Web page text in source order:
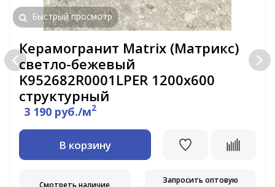
Быстрый просмотр
Керамогранит Matrix (Матрикс)
светло-бежевый
K952682R0001LPER 1200х600
структурный
3 190 руб./м2
В корзину
Смотреть наличие
Запросить оптовую